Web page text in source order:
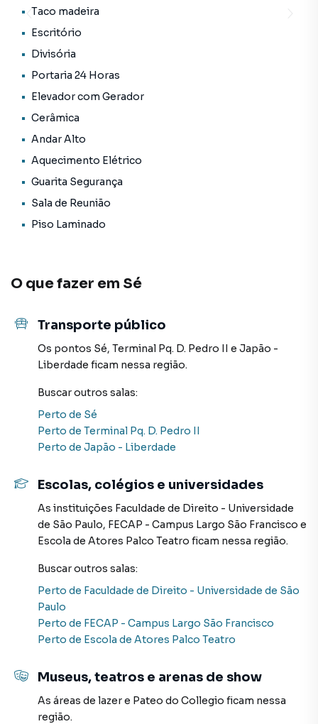
Taco madeira
Escritório
Divisória
Portaria 24 Horas
Elevador com Gerador
Cerâmica
Andar Alto
Aquecimento Elétrico
Guarita Segurança
Sala de Reunião
Piso Laminado
O que fazer em Sé
Transporte público
Os pontos Sé, Terminal Pq. D. Pedro II e Japão -
Liberdade ficam nessa região.
Buscar outros salas:
Perto de Sé
Perto de Terminal Pq. D. Pedro II
Perto de Japão - Liberdade
Escolas, colégios e universidades
As instituições Faculdade de Direito - Universidade
de São Paulo, FECAP - Campus Largo São Francisco e
Escola de Atores Palco Teatro ficam nessa região.
Buscar outros salas:
Perto de Faculdade de Direito - Universidade de São
Paulo
Perto de FECAP - Campus Largo São Francisco
Perto de Escola de Atores Palco Teatro
Museus, teatros e arenas de show
As áreas de lazere Pateo do Collegio ficam nessa
região.